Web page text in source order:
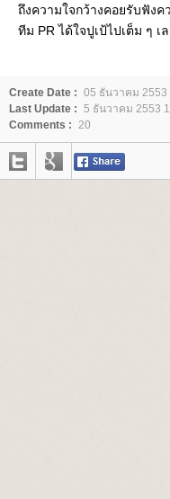
ถึงความใจกว้างคอยรับฟัง
ทีม PR ได้ใจปูเป้ไปเต็ม ๆ เ
Create Date : 05 ธันวาคม 2553
Last Update : 5 ธันวาคม 2553
Comments :
20